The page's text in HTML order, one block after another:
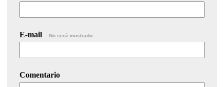
E-mail No será mostrado.
Comentario